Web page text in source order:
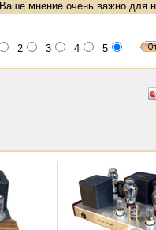
Ваше мнение очень важно для
2 3 4 5